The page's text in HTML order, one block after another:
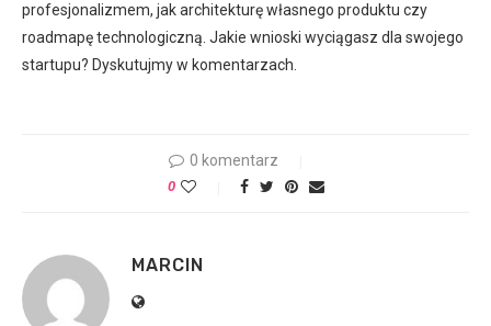
profesjonalizmem, jak architekturę własnego produktu czy
roadmapę technologiczną. Jakie wnioski wyciągasz dla swojego
startupu? Dyskutujmy w komentarzach.
0 komentarz
0
MARCIN